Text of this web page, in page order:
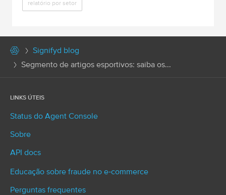
relatório por setor
Signifyd blog
Segmento de artigos esportivos: saiba os...
LINKS ÚTEIS
Status do Agent Console
Sobre
API docs
Educação sobre fraude no e‑commerce
Perguntas frequentes